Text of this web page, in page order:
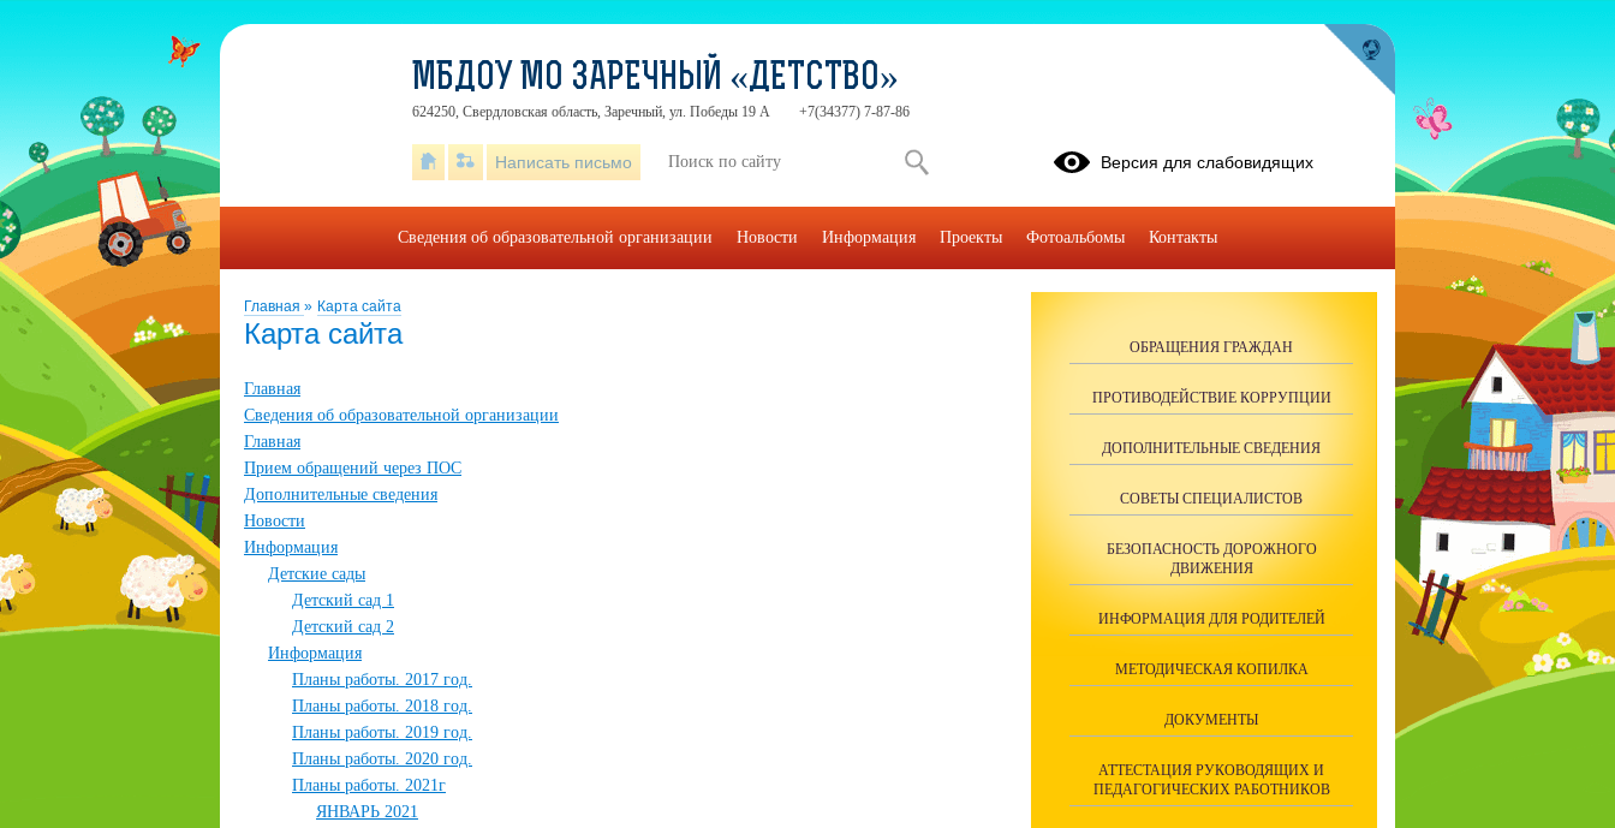
Главная » Карта сайта
Карта сайта
Главная
Сведения об образовательной организации
Главная
Прием обращений через ПОС
Дополнительные сведения
Новости
Информация
Детские сады
Детский сад 1
Детский сад 2
Информация
Планы работы. 2017 год.
Планы работы. 2018 год.
Планы работы. 2019 год.
Планы работы. 2020 год.
Планы работы. 2021г
ЯНВАРЬ 2021
ОБРАЩЕНИЯ ГРАЖДАН
ПРОТИВОДЕЙСТВИЕ КОРРУПЦИИ
ДОПОЛНИТЕЛЬНЫЕ СВЕДЕНИЯ
СОВЕТЫ СПЕЦИАЛИСТОВ
БЕЗОПАСНОСТЬ ДОРОЖНОГО
ДВИЖЕНИЯ
ИНФОРМАЦИЯ ДЛЯ РОДИТЕЛЕЙ
МЕТОДИЧЕСКАЯ КОПИЛКА
ДОКУМЕНТЫ
АТТЕСТАЦИЯ РУКОВОДЯЩИХ И
ПЕДАГОГИЧЕСКИХ РАБОТНИКОВ
МБДОУ МО ЗАРЕЧНЫЙ «ДЕТСТВО»
624250, Свердловская область, Заречный, ул. Победы 19 А +7(34377) 7-87-86
Написать письмо Версия для слабовидящих
Сведения об образовательной организации Новости Информация Проекты Фотоальбомы Контакты